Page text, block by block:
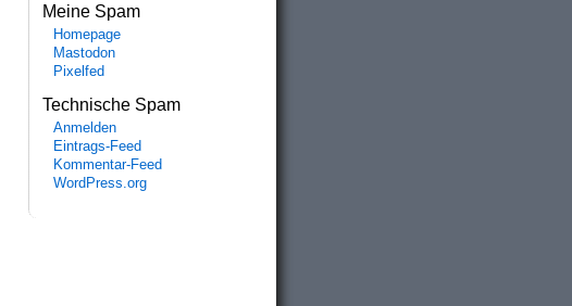
Meine Spam
Homepage
Mastodon
Pixelfed
Technische Spam
Anmelden
Eintrags-Feed
Kommentar-Feed
WordPress.org